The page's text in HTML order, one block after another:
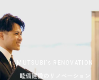
MUTSUBI’s RENOVATION
睦備建設のリノベーション